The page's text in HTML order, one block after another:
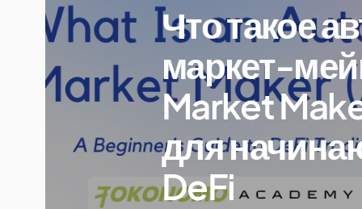
Что такое
Market
для
DeFi